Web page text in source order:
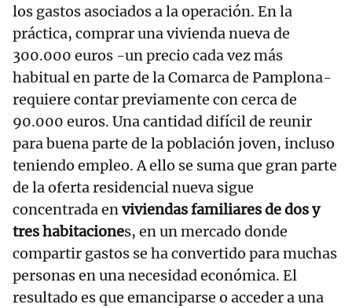
los gastos asociados a la operación. En la
práctica, comprar una vivienda nueva de
300.000 euros -un precio cada vez más
habitual en parte de la Comarca de Pamplona-
requiere contar previamente con cerca de
90.000 euros. Una cantidad difícil de reunir
para buena parte de la población joven, incluso
teniendo empleo. A ello se suma que gran parte
de la oferta residencial nueva sigue
concentrada enviviendas familiares de dos y
tres habitaciones, en un mercado donde
compartir gastos se ha convertido para muchas
personas en una necesidad económica. El
resultado es que emanciparse o acceder a una